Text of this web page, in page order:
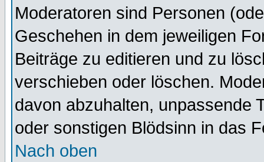
Moderatoren sind Personen
Geschehen in dem jeweiligen
Beiträge zu editieren und zu
verschieben oder löschen.
davon abzuhalten, unpassende
oder sonstigen Blödsinn in das
Nach oben